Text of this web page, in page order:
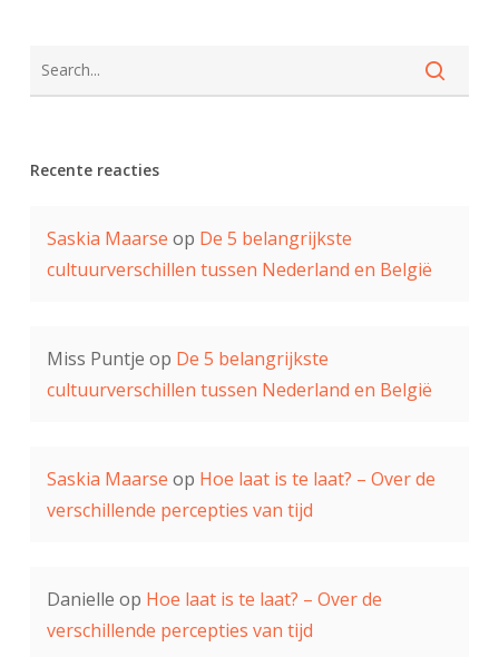
Recente reacties
Saskia Maarse op De 5 belangrijkste
cultuurverschillen tussen Nederland en België
Miss Puntje op De 5 belangrijkste
cultuurverschillen tussen Nederland en België
Saskia Maarse op Hoe laat is te laat? – Over de
verschillende percepties van tijd
Danielle op Hoe laat is te laat? – Over de
verschillende percepties van tijd